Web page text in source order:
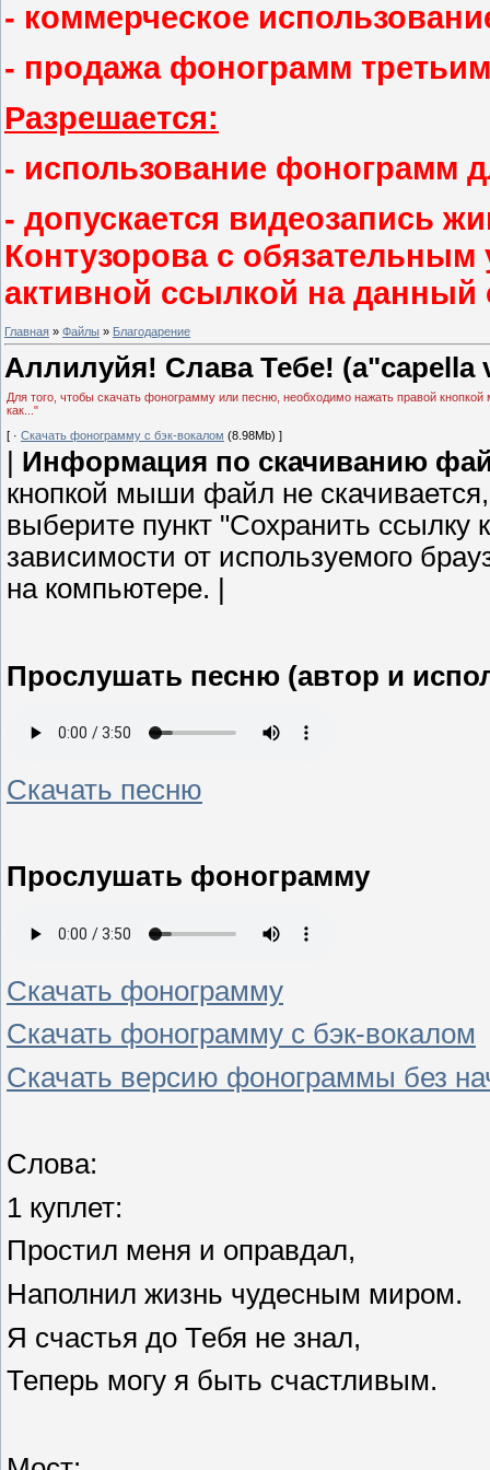
- коммерческое
- продажа фонограмм
Разрешается:
- использование фонограмм
- допускается видеозапись
Контузорова с обязательным
активной ссылкой на данный
Главная » Файлы » Благодарение
Аллилуйя! Слава Тебе! (a"capella
Для того, чтобы скачать фонограмму или песню, необходимо нажать правой
как..."
[ · Скачать фонограмму с бэк-вокалом (8.98Mb) ]
Информация по скачиванию
кнопкой мыши файл не
выберите пункт "Сохранить ссылку
зависимости от используемого
на компьютере. |
Прослушать песню (автор и
Скачать песню
Прослушать фонограмму
Скачать фонограмму
Скачать фонограмму с бэк-вокалом
Скачать версию фонограммы без
Слова:
1 куплет:
Простил меня и оправдал,
Наполнил жизнь чудесным миром.
Я счастья до Тебя не знал,
Теперь могу я быть счастливым.